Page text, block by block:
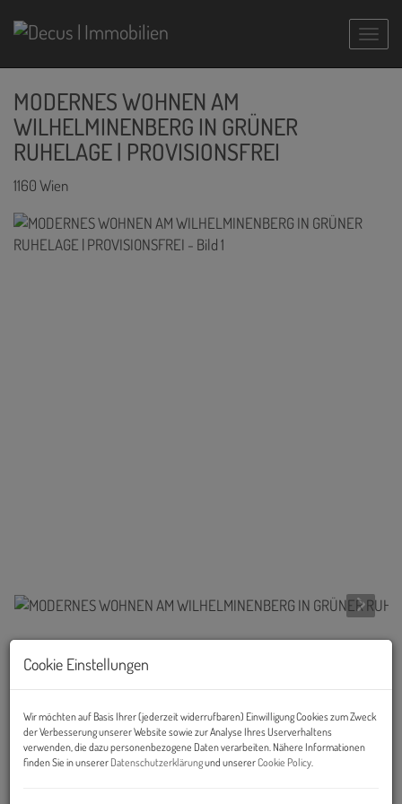
MODERNES WOHNEN AM
WILHELMINENBERG IN GRÜNER
RUHELAGE | PROVISIONSFREI
1160 Wien
Beschreibung
Am Fuße des Wilhelminenbergs entsteht ein hochwertiges
Cookie Einstellungen
Wir möchten auf Basis Ihrer (jederzeit widerrufbaren) Einwilligung Cookies zum Zweck
der Verbesserung unserer Website sowie zur Analyse Ihres Userverhaltens
verwenden, die dazu personenbezogene Daten verarbeiten. Nähere Informationen
finden Sie in unserer Datenschutzerklärungund unsererCookie Policy.